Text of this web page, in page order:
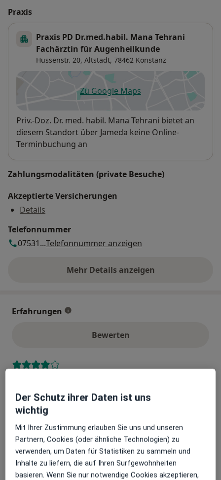
Praxis
Praxis PD Dr.med.habil. Mana Tehrani
Fachärztin für Augenheilkunde
Hussenstr. 20, Altstadt, 78462 Konstanz
Zu Google Mapsöffnet in einer neuen
Verfügbarkeit
Priv.-Doz. Dr. med. habil. Mana Tehrani bietet an
diesem Standort über Jameda keine Online-
Terminbuchung an
Zahlungsmodalitäten (private Besuche)
Akzeptierte Versicherungen
Details
Telefonnummer
07531...Telefonnummer anzeigen
Mehr Details anzeigen
über die Adresse
Erfahrungen
Bewerten
Jede einzelne Bewertungen ist wichtig. Wir
prüfen und moderieren Bewertungen
gemäß unserer Richtlinien. Erfahren Sie
mehr über Bewertungen und wie wir
Sterne berechnen unter
Mehr erfahren Mehr
Der Schutz ihrer Daten ist uns
wichtig
Mit Ihrer Zustimmung erlauben Sie uns und unseren
Partnern, Cookies (oder ähnliche Technologien) zu
verwenden, um Daten für Statistiken zu sammeln und
Inhalte zu liefern, die auf Ihren Surfgewohnheiten
basieren. Wenn Sie nur notwendige Cookies akzeptieren,